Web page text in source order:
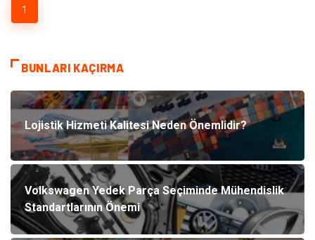
1
BUNLARI KAÇIRMA
Lojistik Hizmeti Kalitesi Neden Önemlidir?
Volkswagen Yedek Parça Seçiminde Mühendislik
Standartlarının Önemi